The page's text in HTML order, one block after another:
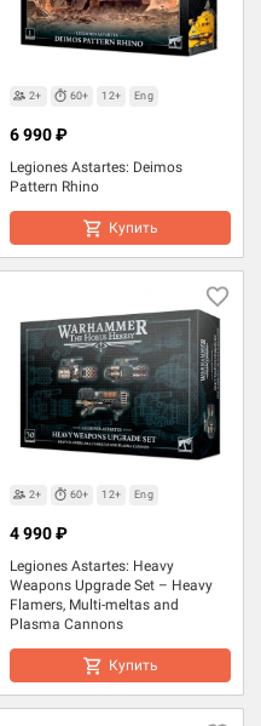
2+ 60+ 12+ Eng
Legiones Astartes: Deimos
Pattern Rhino
6 990 ₽
Купить
2+ 60+ 12+ Eng
Legiones Astartes: Heavy
Weapons Upgrade Set – Heavy
Flamers, Multi-meltas and
Plasma Cannons
4 990 ₽
Купить